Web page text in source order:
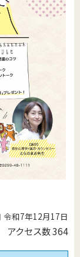
令和7年12月17日
アクセス数364